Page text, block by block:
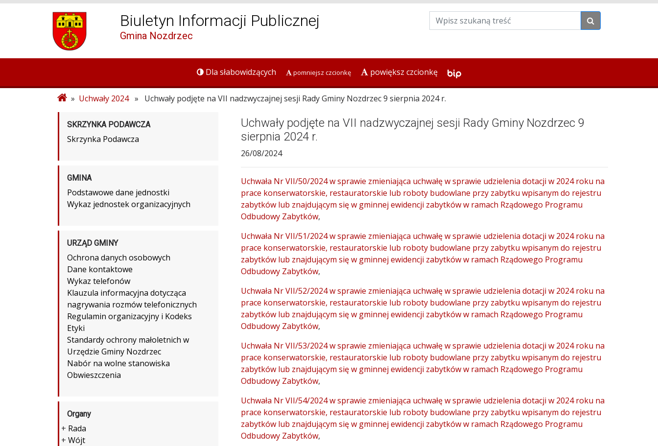
Biuletyn Informacji Publicznej
Gmina Nozdrzec
Dla słabowidzących pomniejsz czcionkę powiększ czcionkę
» Uchwały 2024» Uchwały podjęte na VII nadzwyczajnej sesji Rady Gminy Nozdrzec 9 sierpnia 2024 r.
SKRZYNKA PODAWCZA
Skrzynka Podawcza
GMINA
Podstawowe dane jednostki
Wykaz jednostek organizacyjnych
URZĄD GMINY
Ochrona danych osobowych
Dane kontaktowe
Wykaz telefonów
Klauzula informacyjna dotycząca
nagrywania rozmów telefonicznych
Regulamin organizacyjny i Kodeks
Etyki
Standardy ochrony małoletnich w
Urzędzie Gminy Nozdrzec
Nabór na wolne stanowiska
Obwieszczenia
Organy
+ Rada
+ Wójt
Uchwały podjęte na VII nadzwyczajnej sesji Rady Gminy Nozdrzec 9
sierpnia 2024 r.
26/08/2024
Uchwała Nr VII/50/2024 w sprawie zmieniająca uchwałę w sprawie udzielenia dotacji w 2024 roku na
prace konserwatorskie, restauratorskie lub roboty budowlane przy zabytku wpisanym do rejestru
zabytków lub znajdującym się w gminnej ewidencji zabytków w ramach Rządowego Programu
Odbudowy Zabytków,
Uchwała Nr VII/51/2024 w sprawie zmieniająca uchwałę w sprawie udzielenia dotacji w 2024 roku na
prace konserwatorskie, restauratorskie lub roboty budowlane przy zabytku wpisanym do rejestru
zabytków lub znajdującym się w gminnej ewidencji zabytków w ramach Rządowego Programu
Odbudowy Zabytków,
Uchwała Nr VII/52/2024 w sprawie zmieniająca uchwałę w sprawie udzielenia dotacji w 2024 roku na
prace konserwatorskie, restauratorskie lub roboty budowlane przy zabytku wpisanym do rejestru
zabytków lub znajdującym się w gminnej ewidencji zabytków w ramach Rządowego Programu
Odbudowy Zabytków,
Uchwała Nr VII/53/2024 w sprawie zmieniająca uchwałę w sprawie udzielenia dotacji w 2024 roku na
prace konserwatorskie, restauratorskie lub roboty budowlane przy zabytku wpisanym do rejestru
zabytków lub znajdującym się w gminnej ewidencji zabytków w ramach Rządowego Programu
Odbudowy Zabytków,
Uchwała Nr VII/54/2024 w sprawie zmieniająca uchwałę w sprawie udzielenia dotacji w 2024 roku na
prace konserwatorskie, restauratorskie lub roboty budowlane przy zabytku wpisanym do rejestru
zabytków lub znajdującym się w gminnej ewidencji zabytków w ramach Rządowego Programu
Odbudowy Zabytków,